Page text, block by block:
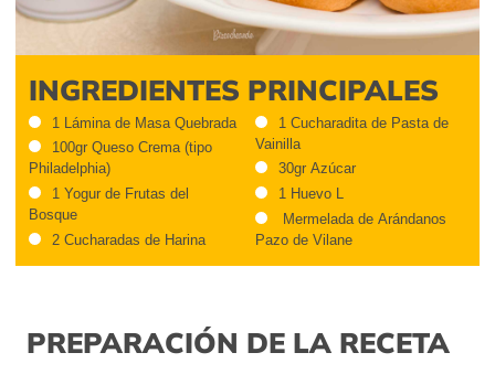
INGREDIENTES PRINCIPALES
1 Lámina de Masa Quebrada
100gr Queso Crema (tipo
Philadelphia)
1 Yogur de Frutas del
Bosque
2 Cucharadas de Harina
1 Cucharadita de Pasta de
Vainilla
30gr Azúcar
1 Huevo L
Mermelada de Arándanos
Pazo de Vilane
PREPARACIÓN DE LA RECETA